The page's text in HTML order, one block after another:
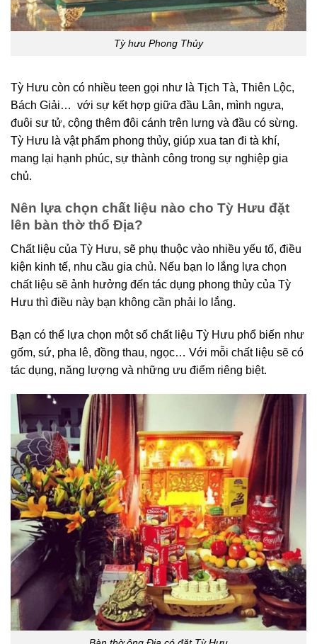
Tỳ hưu Phong Thủy
Tỳ Hưu còn có nhiều teen gọi như là Tịch Tà, Thiên Lộc,
Bách Giải… với sự kết hợp giữa đầu Lân, mình ngựa,
đuôi sư tử, cộng thêm đôi cánh trên lưng và đầu có sừng.
Tỳ Hưu là vật phẩm phong thủy, giúp xua tan đi tà khí,
mang lại hạnh phúc, sự thành công trong sự nghiệp gia
chủ.
Nên lựa chọn chất liệu nào cho Tỳ Hưu đặt
lên bàn thờ thổ Địa?
Chất liệu của Tỳ Hưu, sẽ phụ thuộc vào nhiều yếu tố, điều
kiện kinh tế, nhu cầu gia chủ. Nếu bạn lo lắng lựa chọn
chất liệu sẽ ảnh hưởng đến tác dụng phong thủy của Tỳ
Hưu thì điều này bạn không cần phải lo lắng.
Bạn có thể lựa chọn một số chất liệu Tỳ Hưu phổ biến như
gốm, sứ, pha lê, đồng thau, ngọc… Với mỗi chất liệu sẽ có
tác dụng, năng lượng và những ưu điểm riêng biệt.